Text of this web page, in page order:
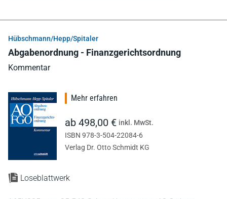
Hübschmann/Hepp/Spitaler
Abgabenordnung - Finanzgerichtsordnung
Kommentar
Loseblattwerk
Mehr erfahren
ab 498,00 € inkl. MwSt.
ISBN 978-3-504-22084-6
Verlag Dr. Otto Schmidt KG